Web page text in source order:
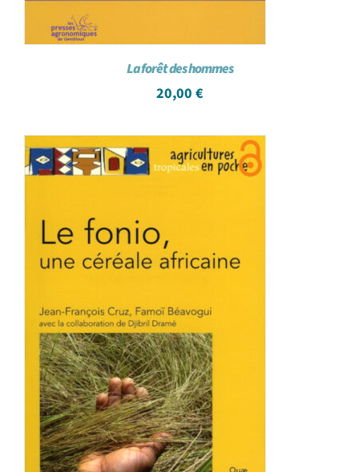
La forêt des hommes
20,00 €